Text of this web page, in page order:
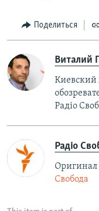
Поделиться
Виталий
Киевский
Радiо
Радіо
Оригинал
Свобода